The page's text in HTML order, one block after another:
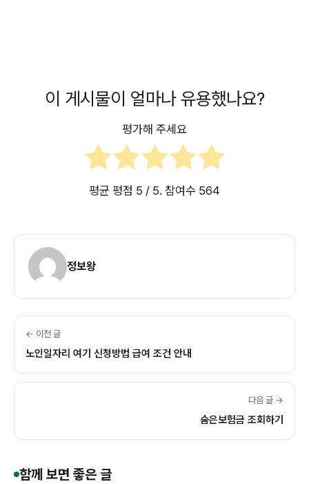
이 게시물이 얼마나 유용했나요?
평가해 주세요
평균 평점 5 / 5. 참여수 564
정보왕
← 이전 글
노인일자리 여기 신청방법 급여 조건 안내
다음 글 →
숨은보험금 조회하기
함께 보면 좋은 글